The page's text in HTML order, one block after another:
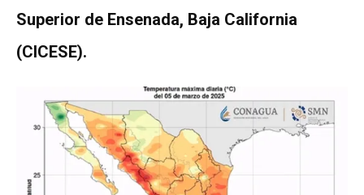
Superior de Ensenada, Baja California
(CICESE).